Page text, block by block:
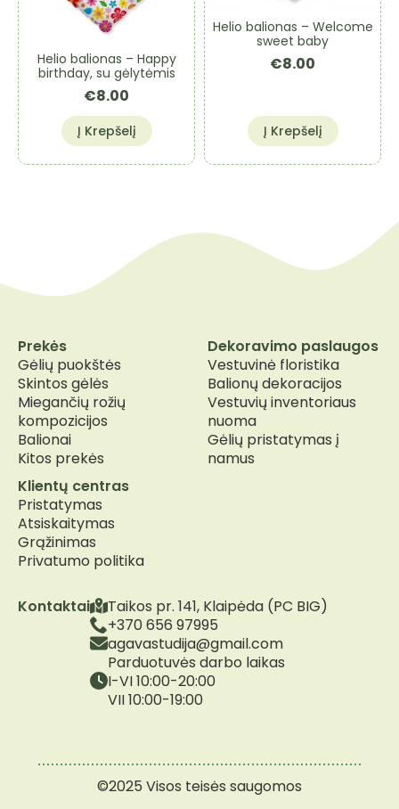
Helio balionas – Happy
birthday, su gėlytėmis
€8.00
Į Krepšelį
Helio balionas – Welcome
sweet baby
€8.00
Į Krepšelį
Kontaktai
Taikos pr. 141, Klaipėda (PC BIG)
+370 656 97995
agavastudija@gmail.com
Parduotuvės darbo laikas
I-VI 10:00-20:00
VII 10:00-19:00
Prekės
Gėlių puokštės
Skintos gėlės
Miegančių rožių
kompozicijos
Balionai
Kitos prekės
Dekoravimo paslaugos
Vestuvinė floristika
Balionų dekoracijos
Vestuvių inventoriaus
nuoma
Gėlių pristatymas į
namus
Klientų centras
Pristatymas
Atsiskaitymas
Grąžinimas
Privatumo politika
©2025 Visos teisės saugomos